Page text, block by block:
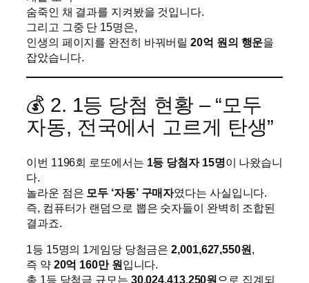
숨죽인 채 결과를 지켜봤을 것입니다.
그리고 그중 단 15명은,
인생의 페이지를 완전히 바꿔버릴20억 원의 행운을
잡았습니다.
💰 2. 1등 당첨 현황 – “모두
자동, 전국에서 고르게 탄생”
이번 1196회 로또에서는 1등 당첨자 15명이 나왔습니
다.
놀라운 점은 모두 ‘자동’ 구매자였다는 사실입니다.
즉, 컴퓨터가 랜덤으로 뽑은 숫자들이 완벽히 조합된
결과죠.
1등 15명의 1게임당 당첨금은2,001,627,550원,
즉 약 20억 160만 원입니다.
총 1등 당첨금 규모는 30,024,413,250원 으로 집계되